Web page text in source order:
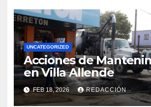
UNCATEGORIZED
Acciones de
en Villa Allende
FEB 18, 2026 REDACCIÓN